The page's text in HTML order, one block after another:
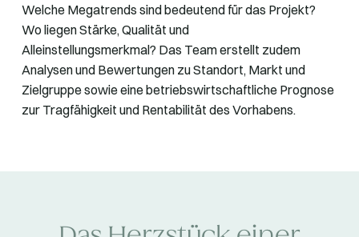
Welche Megatrends sind bedeutend für das Projekt?
Wo liegen Stärke, Qualität und
Alleinstellungsmerkmal? Das Team erstellt zudem
Analysen und Bewertungen zu Standort, Markt und
Zielgruppe sowie eine betriebswirtschaftliche Prognose
zur Tragfähigkeit und Rentabilität des Vorhabens.